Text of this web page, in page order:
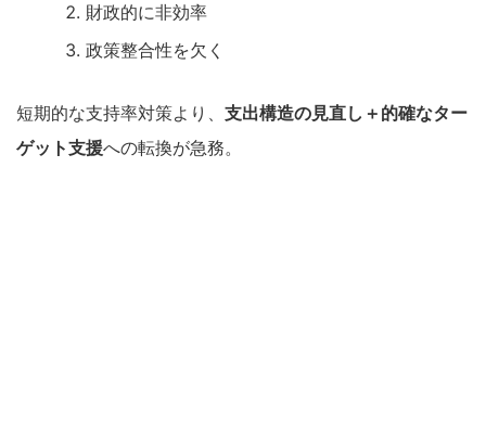
財政的に非効率
政策整合性を欠く
短期的な支持率対策より、 支出構造の見直し＋的確なター
ゲット支援への転換が急務。